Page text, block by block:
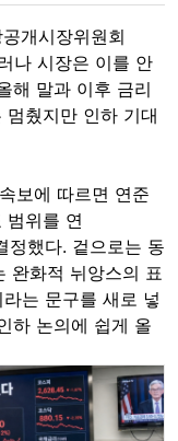
개시장위원회
나 시장은 이를 안
해 말과 이후 금리
췄지만 인하 기대
보에 따르면 연준
범위를 연
정했다. 겉으로는 동
완화적 뉘앙스의 표
는 문구를 새로 넣
하 논의에 쉽게 올